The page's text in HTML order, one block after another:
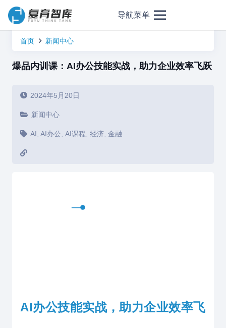
导航菜单
首页 新闻中心
爆品内训课：AI办公技能实战，助力企业效率飞跃
2024年5月20日
新闻中心
AI AI办公 AI课程 经济, 金融
AI办公技能实战，助力企业效率飞